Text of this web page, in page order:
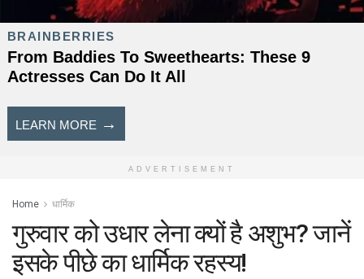
ADVERTISEMENT
Home धार्मिक
गुरुवार को उधार लेना क्यों है अशुभ? जानें
इसके पीछे का धार्मिक रहस्य!